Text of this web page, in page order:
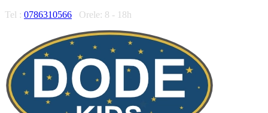
Tel : 0786310566 Orele: 8 - 18h